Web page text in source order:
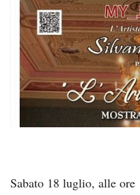
Sabato 18 luglio, alle